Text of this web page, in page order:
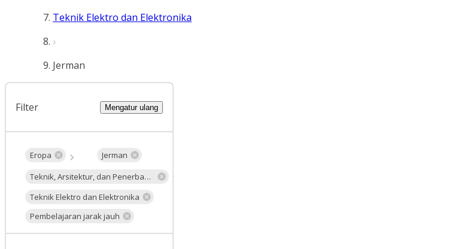
Teknik Elektro dan Elektronika
Jerman
Filter Mengatur ulang
Eropa
Jerman
Teknik, Arsitektur, dan Penerbangan
Teknik Elektro dan Elektronika
Pembelajaran jarak jauh